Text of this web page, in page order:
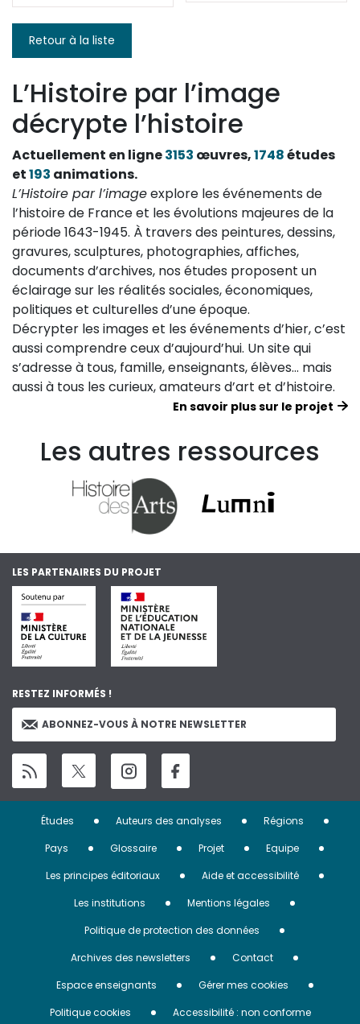
Retour à la liste
L’Histoire par l’image
décrypte l’histoire
Actuellement en ligne3153 œuvres,1748études
et193 animations.
L’Histoire par l’imageexplore les événements de
l’histoire de France et les évolutions majeures de la
période 1643-1945. À travers des peintures, dessins,
gravures, sculptures, photographies, affiches,
documents d’archives, nos études proposent un
éclairage sur les réalités sociales, économiques,
politiques et culturelles d’une époque.
Décrypter les images et les événements d’hier, c’est
aussi comprendre ceux d’aujourd’hui. Un site qui
s’adresse à tous, famille, enseignants, élèves… mais
aussi à tous les curieux, amateurs d’art et d’histoire.
En savoir plus sur le projet
Les autres ressources
LES PARTENAIRES DU PROJET
RESTEZ INFORMÉS !
ABONNEZ-VOUS À NOTRE NEWSLETTER
Menu
Pied
page
Études Auteurs des analyses
Régions
Pays
Glossaire Projet
Equipe
Les principes éditoriaux
Aide et accessibilité
Les institutions
Mentions légales
Politique de protection des données
Archives des newsletters
Contact
Espace enseignants
Gérer mes cookies
Politique cookies
Accessibilité : non conforme